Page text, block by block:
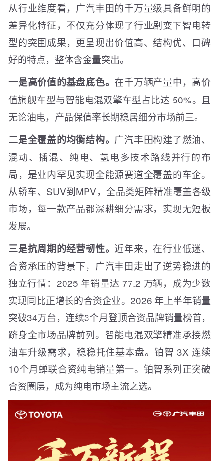
从行业维度看，广汽丰田的千万量级具备鲜明的
差异化特征，不仅充分体现了行业剧变下智电转
型的突围成果，更呈现出价值高、结构优、口碑
好的特点，整体含金量突出。
一是高价值的基盘底色。 在千万辆产量中，高价
值旗舰车型与智能电混双擎车型占比达 50%。且
无论油电，产品保值率长期稳居细分市场前三。
二是全覆盖的均衡结构。 广汽丰田构建了燃油、
混动、插混、纯电、氢电多技术路线并行的布
局，是业内罕见实现全能源赛道全覆盖的车企。
从轿车、SUV到MPV，全品类矩阵精准覆盖各级
市场，每一款产品都深耕细分需求，实现无短板
发展。
三是抗周期的经营韧性。 近年来，在行业低迷、
合资承压的背景下，广汽丰田走出了逆势稳进的
独立行情：2025 年销量达 77.2 万辆，成为少数
实现同比正增长的合资企业。2026 年上半年销量
突破34万台，连续3个月登顶合资品牌销量榜首，
跻身全市场品牌前列。智能电混双擎精准承接燃
油车升级需求，稳稳托住基本盘。铂智 3X 连续
10个月蝉联合资纯电销量第一。铂智系列正突破
合资圈层，成为纯电市场主流之选。